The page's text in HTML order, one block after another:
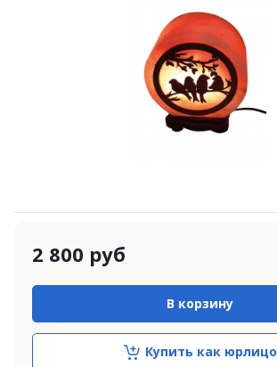
2 800 руб
В корзину
Купить как юрлицо